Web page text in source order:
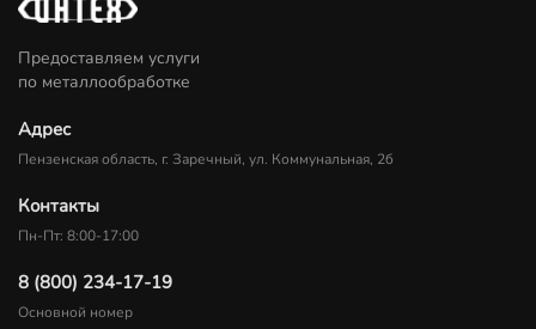
Предоставляем услуги
по металлообработке
Адрес
Пензенская область, г. Заречный, ул. Коммунальная, 2б
Контакты
Пн-Пт: 8:00-17:00
8 (800) 234-17-19
Основной номер